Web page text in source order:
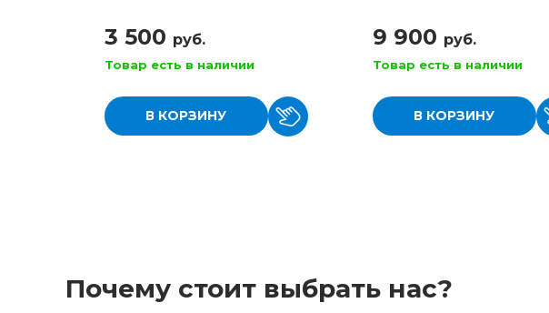
3 500 руб.
Товар есть в наличии
В КОРЗИНУ
9 900 руб.
Товар есть в наличии
В КОРЗИНУ
Почему стоит выбрать нас?